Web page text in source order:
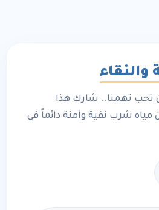
والنقاء
تحب تهمنا.. شارك هذا
شرب نقية وآمنة دائماً في